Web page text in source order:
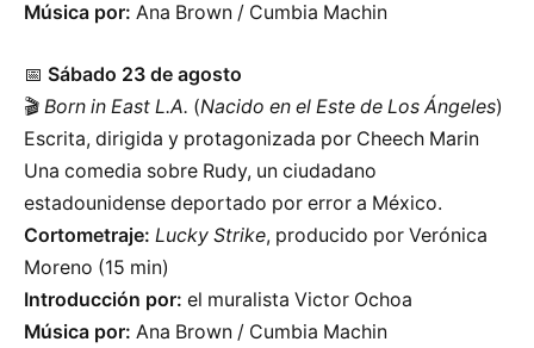
Música por: Ana Brown / Cumbia Machin
📅 Sábado 23 de agosto
🎬 Born in East L.A. (Nacido en el Este de Los Ángeles)
Escrita, dirigida y protagonizada por Cheech Marin
Una comedia sobre Rudy, un ciudadano
estadounidense deportado por error a México.
Cortometraje: Lucky Strike, producido por Verónica
Moreno (15 min)
Introducción por: el muralista Victor Ochoa
Música por: Ana Brown / Cumbia Machin